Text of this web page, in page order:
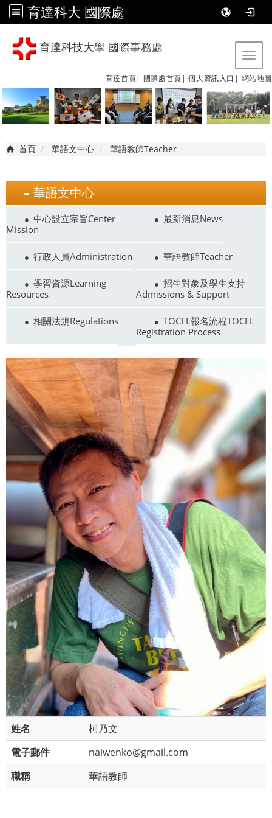
育達科大 國際處
育達科技大學 國際事務處
育達首頁| 國際處首頁| 個人資訊入口| 網站地圖
首頁 華語文中心 華語教師Teacher
華語文中心
中心設立宗旨Center
Mission
最新消息News
行政人員Administration 華語教師Teacher
學習資源Learning
Resources
招生對象及學生支持
Admissions & Support
相關法規Regulations
TOCFL報名流程TOCFL
Registration Process
姓名
柯乃文
電子郵件
naiwenko@gmail.com
職稱
華語教師